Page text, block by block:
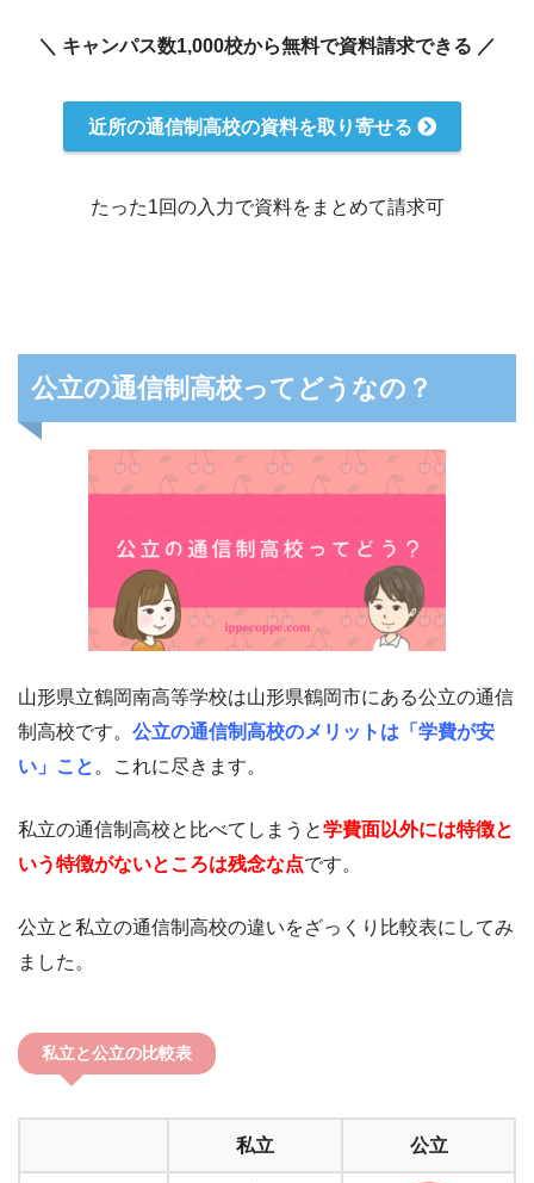
＼ キャンパス数1,000校から無料で資料請求できる ／
近所の通信制高校の資料を取り寄せる
たった1回の入力で資料をまとめて請求可
公立の通信制高校ってどうなの？
山形県立鶴岡南高等学校は山形県鶴岡市にある公立の通信
制高校です。 公立の通信制高校のメリットは「学費が安
い」こと 。これに尽きます。
私立の通信制高校と比べてしまうと学費面以外には特徴と
いう特徴がないところは残念な点です。
公立と私立の通信制高校の違いをざっくり比較表にしてみ
ました。
私立と公立の比較表
私立 公立